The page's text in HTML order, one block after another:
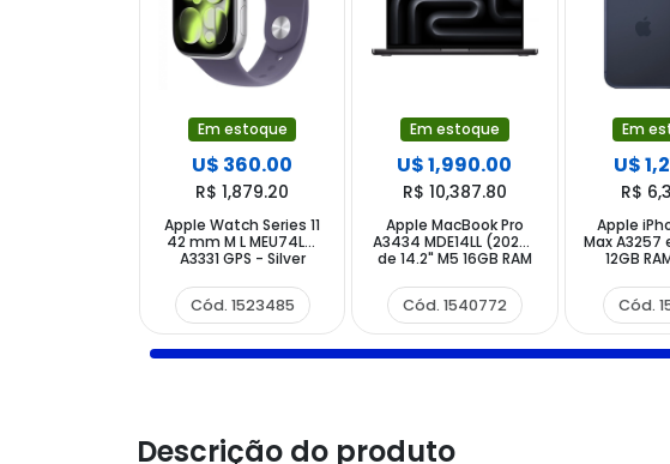
Em estoque
U$ 360.00
R$ 1,879.20
Apple Watch Series 11
42 mm M L MEU74LW
A3331 GPS - Silver
Sport
Cód. 1523485
Em estoque
U$ 1,990.00
R$ 10,387.80
Apple MacBook Pro
A3434 MDE14LL (2025)
de 14.2" M5 16GB RAM
Cód. 1540772
Em
U$
R$
Apple
Max A3257
12GB
Deep Blue
Cód.
Descrição do produto